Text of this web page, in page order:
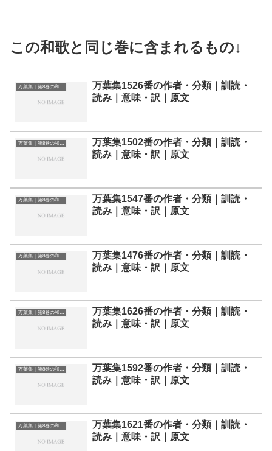
この和歌と同じ巻に含まれるもの↓
万葉集1526番の作者・分類｜訓読・
読み｜意味・訳｜原文
万葉集｜第8巻の和歌一覧
万葉集1502番の作者・分類｜訓読・
読み｜意味・訳｜原文
万葉集｜第8巻の和歌一覧
万葉集1547番の作者・分類｜訓読・
読み｜意味・訳｜原文
万葉集｜第8巻の和歌一覧
万葉集1476番の作者・分類｜訓読・
読み｜意味・訳｜原文
万葉集｜第8巻の和歌一覧
万葉集1626番の作者・分類｜訓読・
読み｜意味・訳｜原文
万葉集｜第8巻の和歌一覧
万葉集1592番の作者・分類｜訓読・
読み｜意味・訳｜原文
万葉集｜第8巻の和歌一覧
万葉集1621番の作者・分類｜訓読・
読み｜意味・訳｜原文